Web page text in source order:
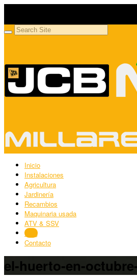
Inicio
Instalaciones
Agricultura
Jardinería
Recambios
Maquinaria usada
ATV & SSV
Blog
Contacto
el-huerto-en-